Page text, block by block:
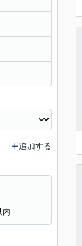
追加する
内